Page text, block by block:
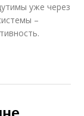
уже через
–